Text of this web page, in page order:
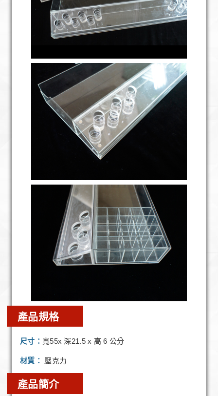
產品規格
尺寸： 寬55x 深21.5 x 高 6 公分
材質： 壓克力
產品簡介